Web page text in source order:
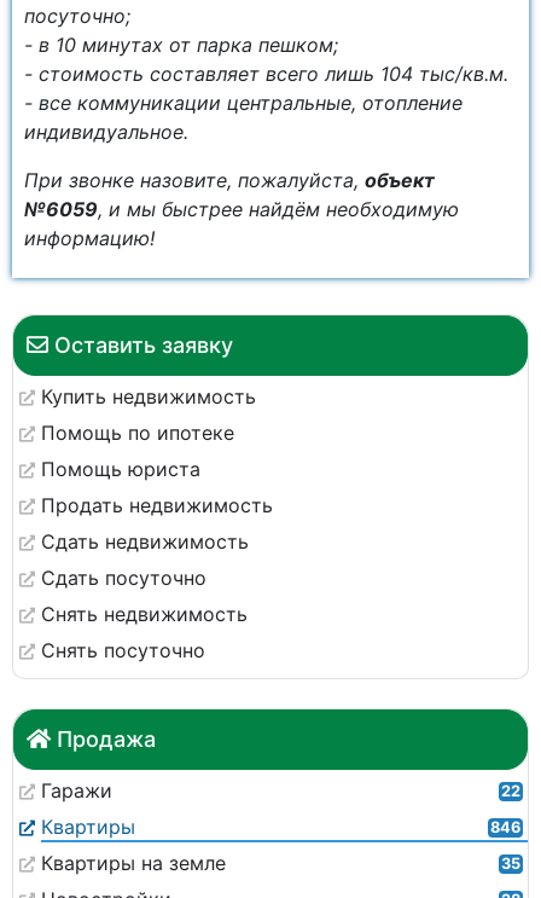
Оставить заявку
Купить недвижимость
Помощь по ипотеке
Помощь юриста
Продать недвижимость
Сдать недвижимость
Сдать посуточно
Снять недвижимость
Снять посуточно
Продажа
Гаражи 22
Квартиры 846
Квартиры на земле 35
посуточно;
- в 10 минутах от парка пешком;
- стоимость составляет всего лишь 104 тыс/кв.м.
- все коммуникации центральные, отопление
индивидуальное.
При звонке назовите, пожалуйста, объект
№6059, и мы быстрее найдём необходимую
информацию!